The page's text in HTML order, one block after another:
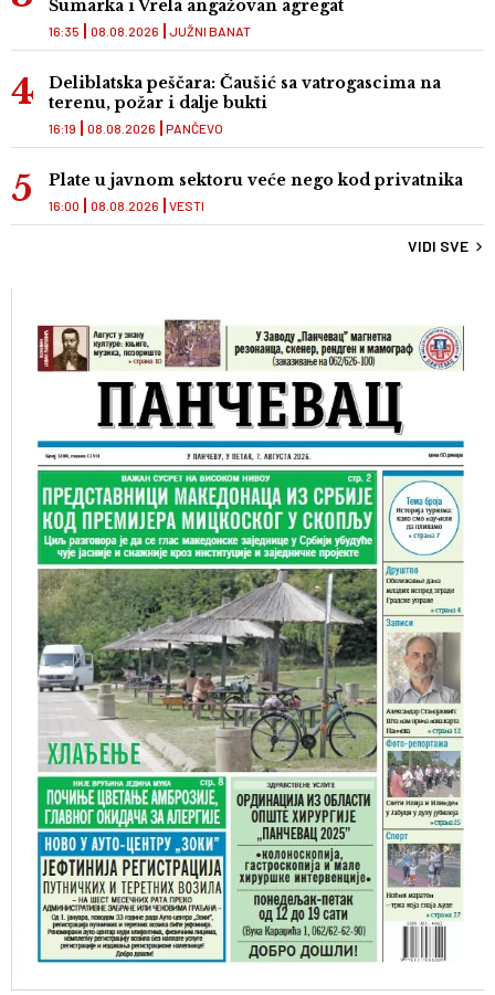
Šumarka i Vrela angažovan agregat
JUŽNI BANAT
16:35 08.08.2026
Deliblatska peščara: Čaušić sa vatrogascima na
terenu, požar i dalje bukti
PANČEVO
16:19 08.08.2026
Plate u javnom sektoru veće nego kod privatnika
VESTI
16:00 08.08.2026
VIDI SVE